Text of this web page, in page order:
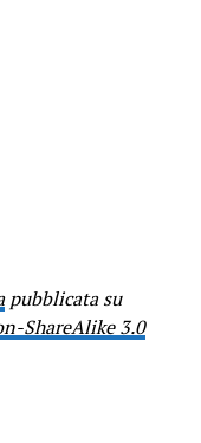
pubblicata su
ShareAlike 3.0